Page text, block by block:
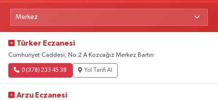
Türker Eczanesi
Cumhuriyet Caddesi, No:2 A Kozcağız Merkez Bartın
0 (378) 233 45 38 Yol Tarifi Al
Arzu Eczanesi